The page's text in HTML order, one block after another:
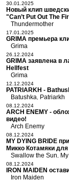
30.01.2025
Новый клип
"Can’t Put Out The
Thundermother
17.01.2025
GRIMA премьера
Grima
26.12.2024
GRIMA заявлена в
Hellfest
Grima
12.12.2024
PATRIARKH -
Batushka Patriarkh
08.12.2024
ARCH ENEMY -
видео!
Arch Enemy
08.12.2024
MY DYING BRIDE
Микко Котамяки
Swallow the Sun
08.12.2024
IRON MAIDEN
Iron Maiden